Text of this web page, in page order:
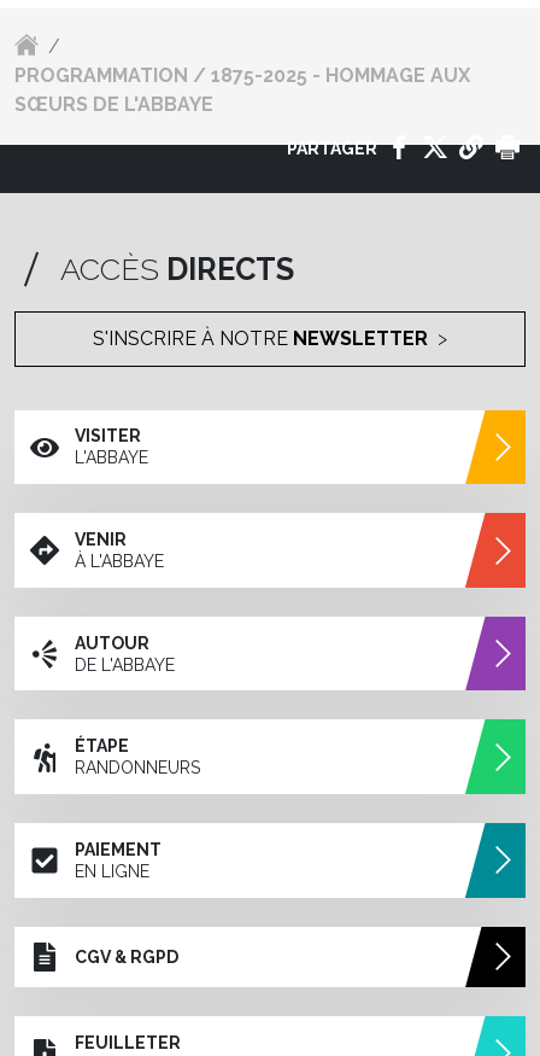
/
PROGRAMMATION / 1875-2025 - HOMMAGE AUX
SŒURS DE L'ABBAYE
PARTAGER
ACCÈS DIRECTS
S'INSCRIRE À NOTRE NEWSLETTER
VISITER
L'ABBAYE
VENIR
À L'ABBAYE
AUTOUR
DE L'ABBAYE
ÉTAPE
RANDONNEURS
PAIEMENT
EN LIGNE
CGV & RGPD
FEUILLETER